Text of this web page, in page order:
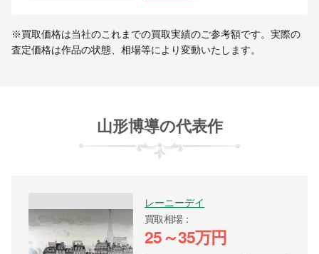
※買取価格は当社のこれまでの買取実績のご参考額です。実際の
査定価格は作品の状態、相場等により変動いたします。
山形博導の代表作
レーニーデイ
買取相場
25～35万円